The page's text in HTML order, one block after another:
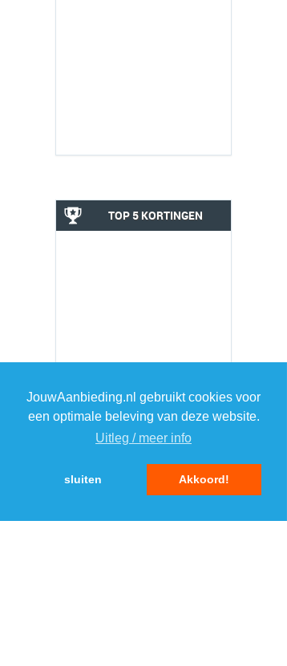
JouwAanbieding.nl gebruikt cookies voor
een optimale beleving van deze website.
Uitleg / meer info
sluiten Akkoord!
TOP 5 KORTINGEN